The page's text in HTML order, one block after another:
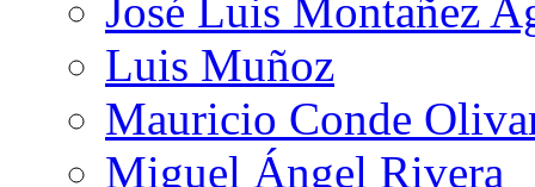
José Luis Montañez
Luis Muñoz
Mauricio Conde
Miguel Ángel Rivera